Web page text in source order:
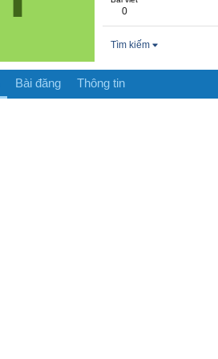
0
Tìm kiếm
Bài đăng Thông tin